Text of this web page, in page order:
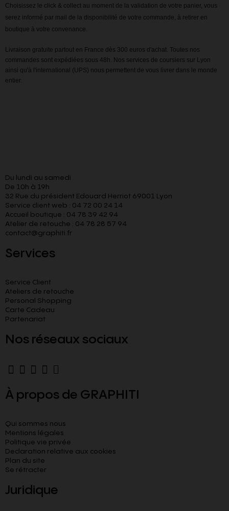
Choisissez le click & collect au moment de la validation de votre panier, vous
serez informé par mail de la disponibilité de votre commande, à retirer en
boutique à votre convenance.
Livraison gratuite partout en France dès 300 euros d'achat. Toutes nos
commandes sont expédiées sous 48h. Nos services de coursiers sur Lyon
ainsi qu'à l'international (UPS) nous permettent de vous livrer dans le monde
entier.
Du lundi au samedi
De 10h à 19h
32 Rue du président Edouard Herriot 69001 Lyon
Service client web : 04 72 00 24 14
Accueil boutique : 04 78 39 42 94
Atelier de retouche : 04 78 28 57 94
contact@graphiti.fr
Services
Service Client
Ateliers de retouche
Personal Shopping
Carte Cadeau
Partenariat
Nos réseaux sociaux
À propos de GRAPHITI
Qui sommes nous
Mentions légales
Politique vie privée
Declaration relative aux cookies​
Plan du site
Se rétracter
Juridique